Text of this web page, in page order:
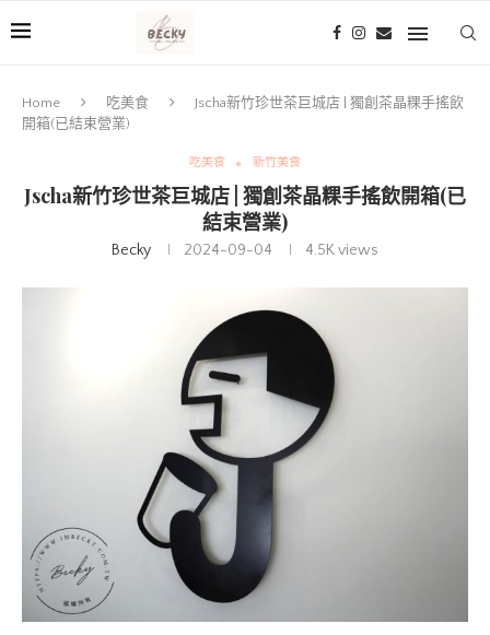
Home 吃美食
Jscha新竹珍世茶巨城店 | 獨創茶晶粿手搖飲
開箱(已結束營業)
吃美食 新竹美食
Jscha新竹珍世茶巨城店 | 獨創茶晶粿手搖飲開箱(已
結束營業)
Becky 2024-09-04 4.5Kviews